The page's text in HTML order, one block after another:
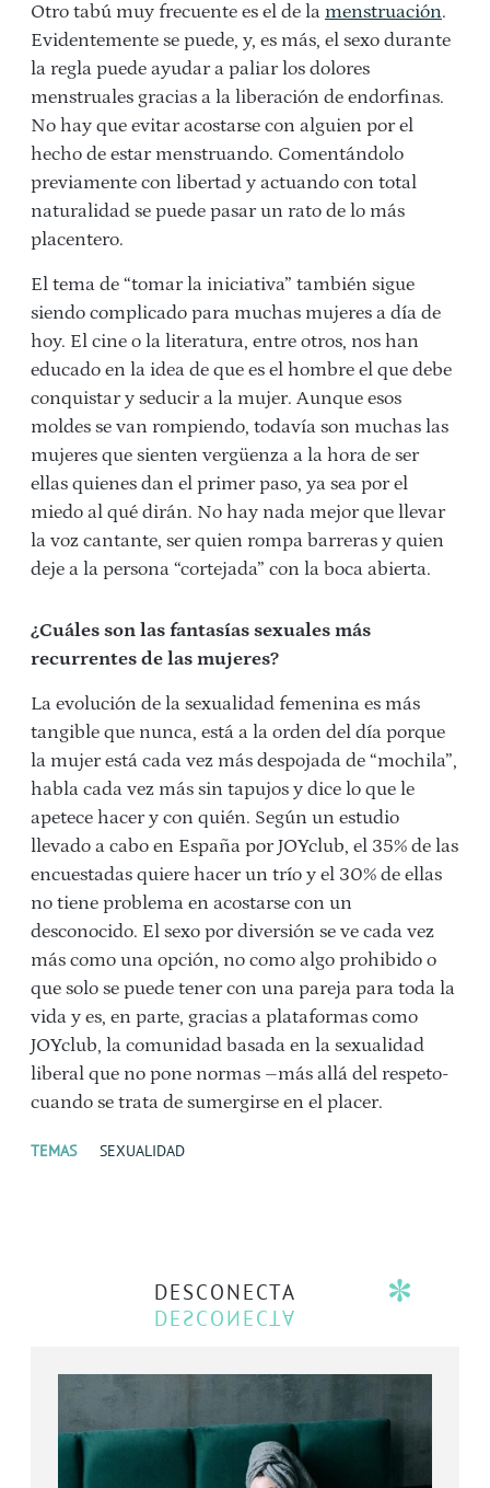
Otro tabú muy frecuente es el de la menstruación.
Evidentemente se puede, y, es más, el sexo durante
la regla puede ayudar a paliar los dolores
menstruales gracias a la liberación de endorfinas.
No hay que evitar acostarse con alguien por el
hecho de estar menstruando. Comentándolo
previamente con libertad y actuando con total
naturalidad se puede pasar un rato de lo más
placentero.
El tema de “tomar la iniciativa” también sigue
siendo complicado para muchas mujeres a día de
hoy. El cine o la literatura, entre otros, nos han
educado en la idea de que es el hombre el que debe
conquistar y seducir a la mujer. Aunque esos
moldes se van rompiendo, todavía son muchas las
mujeres que sienten vergüenza a la hora de ser
ellas quienes dan el primer paso, ya sea por el
miedo al qué dirán. No hay nada mejor que llevar
la voz cantante, ser quien rompa barreras y quien
deje a la persona “cortejada” con la boca abierta.
¿Cuáles son las fantasías sexuales más
recurrentes de las mujeres?
La evolución de la sexualidad femenina es más
tangible que nunca, está a la orden del día porque
la mujer está cada vez más despojada de “mochila”,
habla cada vez más sin tapujos y dice lo que le
apetece hacer y con quién. Según un estudio
llevado a cabo en España por JOYclub, el 35% de las
encuestadas quiere hacer un trío y el 30% de ellas
no tiene problema en acostarse con un
desconocido. El sexo por diversión se ve cada vez
más como una opción, no como algo prohibido o
que solo se puede tener con una pareja para toda la
vida y es, en parte, gracias a plataformas como
JOYclub, la comunidad basada en la sexualidad
liberal que no pone normas –más allá del respeto-
cuando se trata de sumergirse en el placer.
TEMAS SEXUALIDAD
DESCONECTA